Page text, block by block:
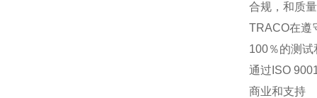
合规，和质
TRACO在遵
100％的测
通过ISO
商业和支持